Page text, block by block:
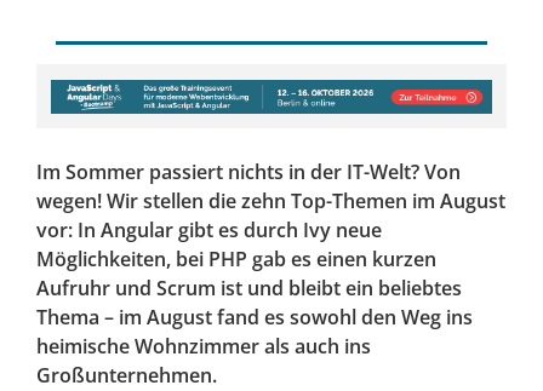
Im Sommer passiert nichts in der IT-Welt? Von
wegen! Wir stellen die zehn Top-Themen im August
vor: In Angular gibt es durch Ivy neue
Möglichkeiten, bei PHP gab es einen kurzen
Aufruhr und Scrum ist und bleibt ein beliebtes
Thema – im August fand es sowohl den Weg ins
heimische Wohnzimmer als auch ins
Großunternehmen.